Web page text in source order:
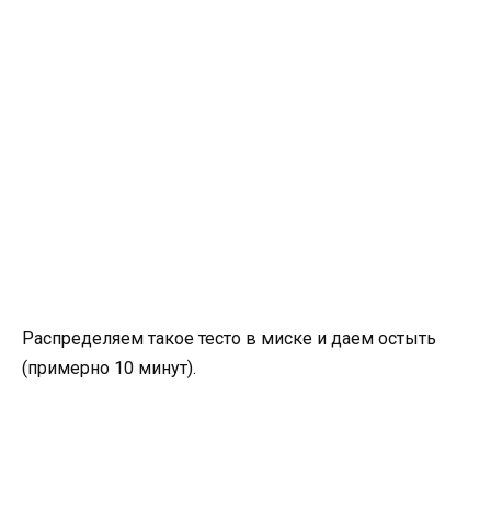
Распределяем такое тесто в миске и даем остыть
(примерно 10 минут).